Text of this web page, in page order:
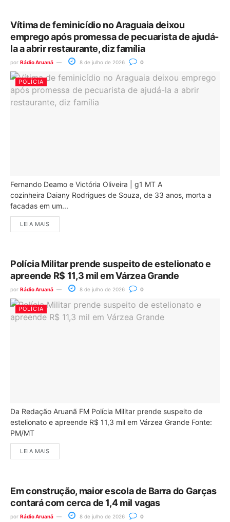
Vítima de feminicídio no Araguaia deixou
emprego após promessa de pecuarista de ajudá-
la a abrir restaurante, diz família
por Rádio Aruanã 8 de julho de 2026 0
POLÍCIA
Fernando Deamo e Victória Oliveira | g1 MT A
cozinheira Daiany Rodrigues de Souza, de 33 anos, morta a
facadas em um...
LEIA MAIS
Polícia Militar prende suspeito de estelionato e
apreende R$ 11,3 mil em Várzea Grande
por Rádio Aruanã 8 de julho de 2026 0
POLÍCIA
Da Redação Aruanã FM Polícia Militar prende suspeito de
estelionato e apreende R$ 11,3 mil em Várzea Grande Fonte:
PM/MT
LEIA MAIS
Em construção, maior escola de Barra do Garças
contará com cerca de 1,4 mil vagas
por Rádio Aruanã 8 de julho de 2026 0